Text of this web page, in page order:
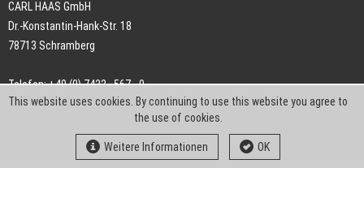
CARL HAAS GmbH
Dr.-Konstantin-Hank-Str. 18
78713 Schramberg
Telefon: +49 (0) 7422 . 567 - 0
Telefax: +49 (0) 7422 . 567 - 239
info-ch@kern-liebers.com
This website uses cookies. By continuing to use this website you agree to
the use of cookies.
Weitere Informationen OK